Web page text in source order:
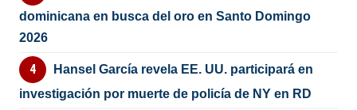
dominicana en busca del oro en Santo Domingo
2026
Hansel García revela EE. UU. participará en
investigación por muerte de policía de NY en RD